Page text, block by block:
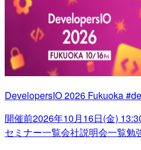
DevelopersIO 2026 Fukuoka
開催前2026年10月16日(金)
セミナー一覧会社説明会一覧勉